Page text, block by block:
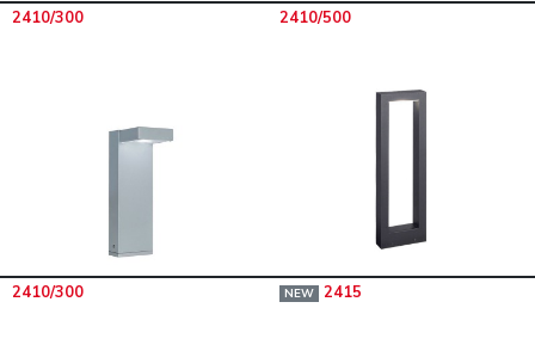
2410/300 2410/500
2410/300 NEW 2415